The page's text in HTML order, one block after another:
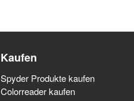
Kaufen
Spyder Produkte kaufen
Colorreader kaufen